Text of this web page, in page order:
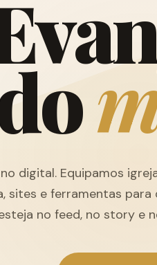
van
o
digital. Equipamos
sites e ferramentas para
no feed, no story e